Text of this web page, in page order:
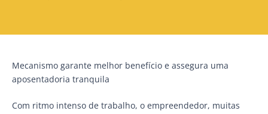
Mecanismo garante melhor benefício e assegura uma
aposentadoria tranquila
Com ritmo intenso de trabalho, o empreendedor, muitas